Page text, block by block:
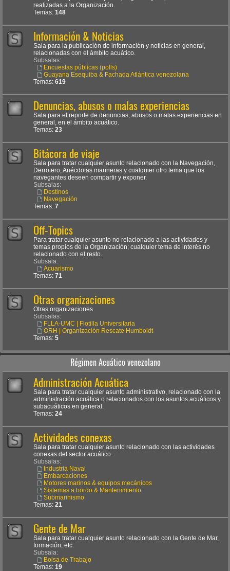
realizadas a la Organización.
Temas: 148
Información & Noticias
Sala para la publicación de información y noticias en general,
relacionadas con el ámbito acuático.
Subsalas:
Encuestas públicas (polls)
Guayana Esequiba & Fachada Atlántica venezolana
Temas: 619
Denuncias, abusos o malas experiencias
Sala para el reporte de denuncias, abusos o malas experiencias en
general, en el ámbito acuático.
Temas: 23
Bitácora de viaje
Sala para tratar cualquier asunto relacionado con la Navegación,
Derrotero, Anécdotas marineras y cualquier otro tema que los
navegantes deseen compartir y exponer.
Subsalas:
Destinos
Navegación
Temas: 7
Off-Topics
Para tratar cualquier asunto no relacionado a las actividades y
temas propios de la Organización; cualquier tema de interés no
relacionado con el resto.
Subsala:
Acuarismo
Temas: 71
Otras organizaciones
Otras organizaciones.
Subsalas:
FLLA-UMC | Flotilla Universitaria
ORH | Organización Rescate Humboldt
Temas: 5
Régimen Acuático venezolano
Administración Acuática
Sala para tratar cualquier asunto administrativo, relacionado con la
administración acuática o relacionados con los asuntos acuáticos y
subacuáticos en general.
Temas: 24
Actividades conexas
Sala para tratar cualquier asunto relacionado con las actividades
conexas del sector acuático.
Subsalas:
Industria Naval
Embarcaciones
Motores marinos & equipos mecánicos
Sistemas a bordo & Mantenimiento
Submarinismo
Temas: 21
Gente de Mar
Sala para tratar cualquier asunto relacionado con la Gente de Mar,
formación, etc.
Subsala:
Bolsa de Trabajo
Temas: 19